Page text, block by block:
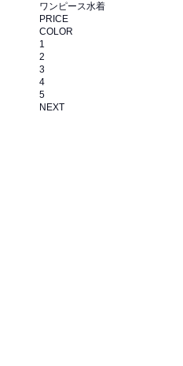
ワンピース水着
PRICE
COLOR
1
2
3
4
5
NEXT